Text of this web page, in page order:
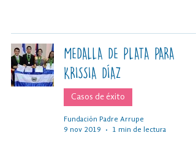
MEDALLA DE PLATA PARA
KRISSIA DÍAZ
Casos de éxito
Fundación Padre Arrupe
9 nov 2019
1 min de lectura